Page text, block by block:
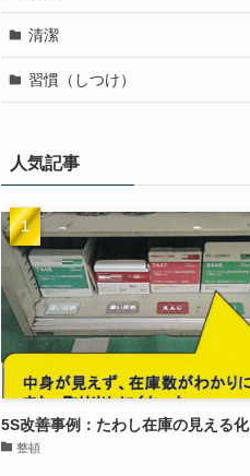
清潔
習慣（しつけ）
人気記事
5S改善事例：たわし在庫の見える化
整頓